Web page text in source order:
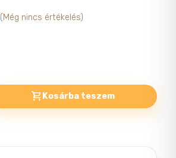
(Még nincs értékelés)
Kosárba teszem